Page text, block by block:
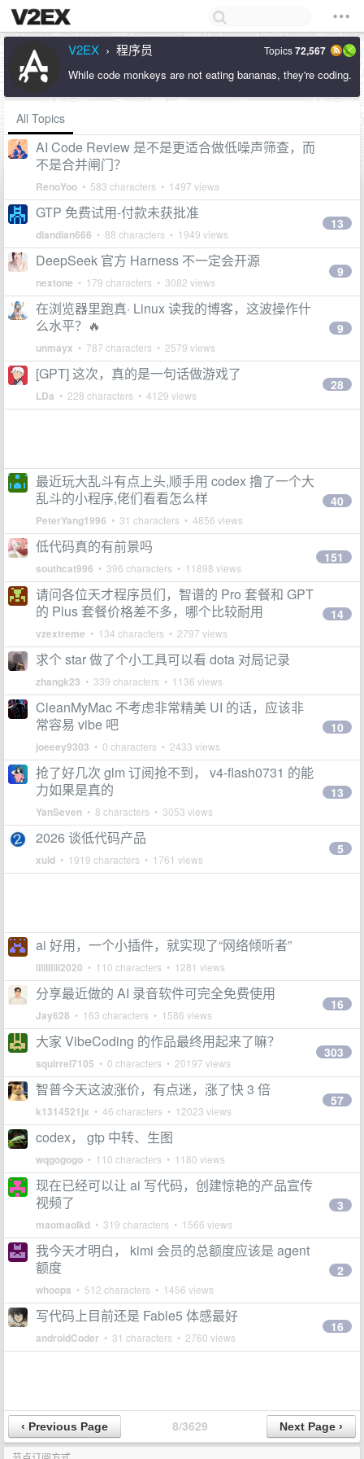
V2EX › 程序员 Topics72,567
While code monkeys are not eating bananas, they're coding.
All Topics
AI Code Review 是不是更适合做低噪声筛查，而
不是合并闸门？
RenoYoo • 583 characters • 1497 views
GTP 免费试用-付款未获批准
diandian666 • 88 characters • 1949 views
13
DeepSeek 官方 Harness 不一定会开源
nextone • 179 characters • 3082 views
9
在浏览器里跑真· Linux 读我的博客，这波操作什
么水平？🔥
unmayx • 787 characters • 2579 views
9
[GPT] 这次，真的是一句话做游戏了
LDa • 228 characters • 4129 views
28
最近玩大乱斗有点上头,顺手用 codex 撸了一个大
乱斗的小程序,佬们看看怎么样
PeterYang1996 • 31 characters • 4856 views
40
低代码真的有前景吗
southcat996 • 396 characters • 11898 views
151
请问各位天才程序员们，智谱的 Pro 套餐和 GPT
的 Plus 套餐价格差不多，哪个比较耐用
vzextreme • 134 characters • 2797 views
14
求个 star 做了个小工具可以看 dota 对局记录
zhangk23 • 339 characters • 1136 views
CleanMyMac 不考虑非常精美 UI 的话，应该非
常容易 vibe 吧
joeeey9303 • 0 characters • 2433 views
10
抢了好几次 glm 订阅抢不到， v4-flash0731 的能
力如果是真的
YanSeven • 8 characters • 3053 views
13
2026 谈低代码产品
xuld • 1919 characters • 1761 views
5
ai 好用，一个小插件，就实现了“网络倾听者”
lilililili2020 • 110 characters • 1281 views
分享最近做的 AI 录音软件可完全免费使用
Jay628 • 163 characters • 1586 views
16
大家 VibeCoding 的作品最终用起来了嘛？
squirrel7105 • 0 characters • 20197 views
303
智普今天这波涨价，有点迷，涨了快 3 倍
k1314521jx • 46 characters • 12023 views
57
codex， gtp 中转、生图
wqgogogo • 110 characters • 1180 views
现在已经可以让 ai 写代码，创建惊艳的产品宣传
视频了
maomaolkd • 319 characters • 1566 views
3
我今天才明白， kimi 会员的总额度应该是 agent
额度
whoops • 512 characters • 1456 views
2
写代码上目前还是 Fable5 体感最好
androidCoder • 31 characters • 2760 views
16
8/3629